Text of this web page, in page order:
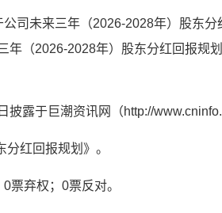
司未来三年（2026-2028年）股东
年（2026-2028年）股东分红回报规
披露于巨潮资讯网（http://
分红回报规划》。
票弃权；0票反对。